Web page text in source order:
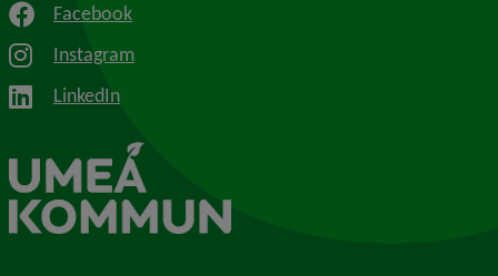
Facebook
Instagram
LinkedIn